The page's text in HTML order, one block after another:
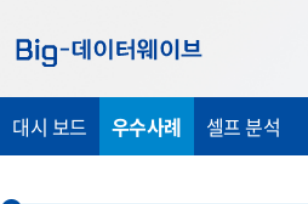
가
가
가
대시 보드 우수사례 셀프 분석